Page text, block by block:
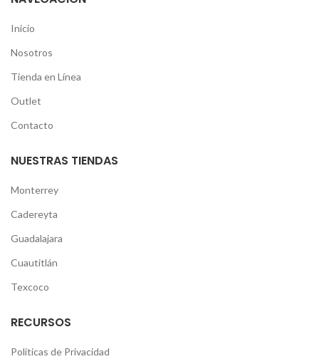
Inicio
Nosotros
Tienda en Línea
Outlet
Contacto
NUESTRAS TIENDAS
Monterrey
Cadereyta
Guadalajara
Cuautitlán
Texcoco
RECURSOS
Políticas de Privacidad